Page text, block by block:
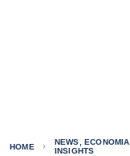
HOME
NEWS, ECONOMIA,
INSIGHTS